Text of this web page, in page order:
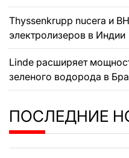
Thyssenkrupp nucera и
электролизеров в Индии
Linde расширяет
зеленого водорода в
ПОСЛЕДНИЕ